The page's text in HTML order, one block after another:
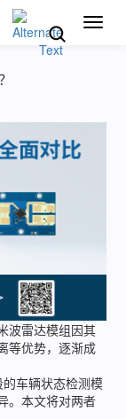
切
波雷达模组因其
等优势，逐渐成
车辆状态检测模
。本文将对两者